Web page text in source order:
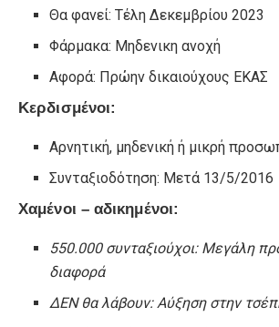
Θα φανεί: Τέλη Δεκεμβρίου 2023
Φάρμακα: Μηδενικη ανοχή
Αφορά: Πρώην δικαιούχους ΕΚΑΣ
Κερδισμένοι:
Αρνητική, μηδενική ή μικρή
Συνταξιοδότηση: Μετά 13/5/2016
Χαμένοι – αδικημένοι:
550.000 συνταξιούχοι: Μεγάλη
διαφορά
ΔΕΝ θα λάβουν: Αύξηση στην